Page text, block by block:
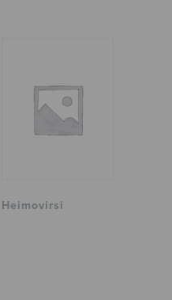
Heimovirsi